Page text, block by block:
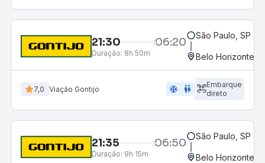
21:30 06:20
Duração: 8h 50m
São Paulo, SP -
Belo Horizonte,
7,0 Viação Gontijo ac_unit wc
Embarque
direto
21:35 06:50
Duração: 9h 15m
São Paulo, SP -
Belo Horizonte,